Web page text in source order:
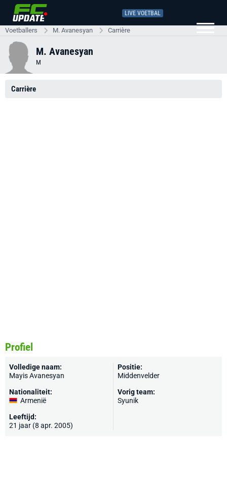
LIVE VOETBAL
Voetballers M. Avanesyan Carrière
M. Avanesyan
M
Carrière
Profiel
Volledige naam:
Mayis Avanesyan
Nationaliteit:
Armenië
Leeftijd:
21 jaar (8 apr. 2005)
Positie:
Middenvelder
Vorig team:
Syunik